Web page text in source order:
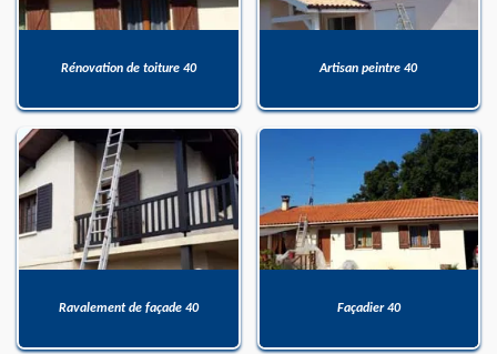
Rénovation de toiture 40 Artisan peintre 40
Ravalement de façade 40 Façadier 40